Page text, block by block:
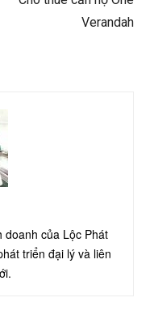
Verandah
doanh của Lộc Phát
triển đại lý và liên